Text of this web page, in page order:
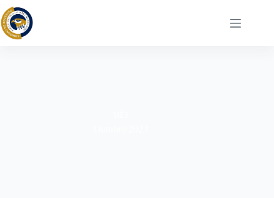
Pular
para
o
conteúdo